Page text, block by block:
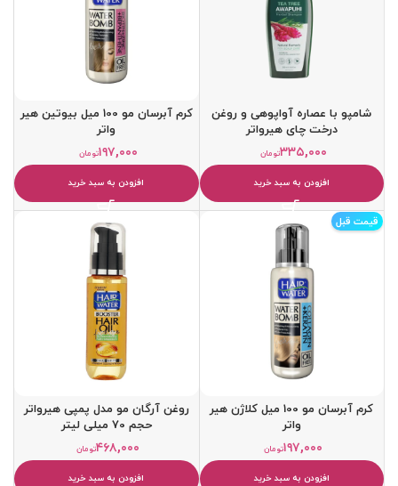
شامپو با عصاره آواپوهی و روغن
درخت چای هیرواتر
تومان۳۳۵,۰۰۰
افزودن به سبد خرید
کرم آبرسان مو 100 میل بیوتین هیر
واتر
تومان۱۹۷,۰۰۰
افزودن به سبد خرید
قیمت قبل
کرم آبرسان مو 100 میل کلاژن هیر
واتر
تومان۱۹۷,۰۰۰
افزودن به سبد خرید
روغن آرگان مو مدل پمپی هیرواتر
حجم 70 میلی لیتر
تومان۴۶۸,۰۰۰
افزودن به سبد خرید